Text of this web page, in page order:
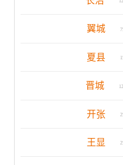
翼城
夏县
晋城
开张
王显